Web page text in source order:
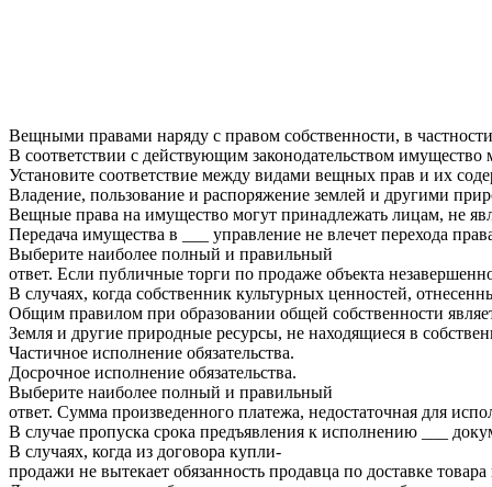
Вещными правами наряду с правом собственности, в
В соответствии с действующим законодательством имущество
Установите соответствие между видами вещных прав и их
Владение, пользование и распоряжение землей и другими
Вещные права на имущество могут принадлежать лицам, не
Передача имущества в ___ управление не влечет перехода
Выберите наиболее полный и правильный
ответ. Если публичные торги по продаже объекта
В случаях, когда собственник культурных ценностей,
Общим правилом при образовании общей собственности
Земля и другие природные ресурсы, не находящиеся в
Частичное исполнение обязательства.
Досрочное исполнение обязательства.
Выберите наиболее полный и правильный
ответ. Сумма произведенного платежа, недостаточная для
В случае пропуска срока предъявления к исполнению ___
В случаях, когда из договора купли-
продажи не вытекает обязанность продавца по доставке